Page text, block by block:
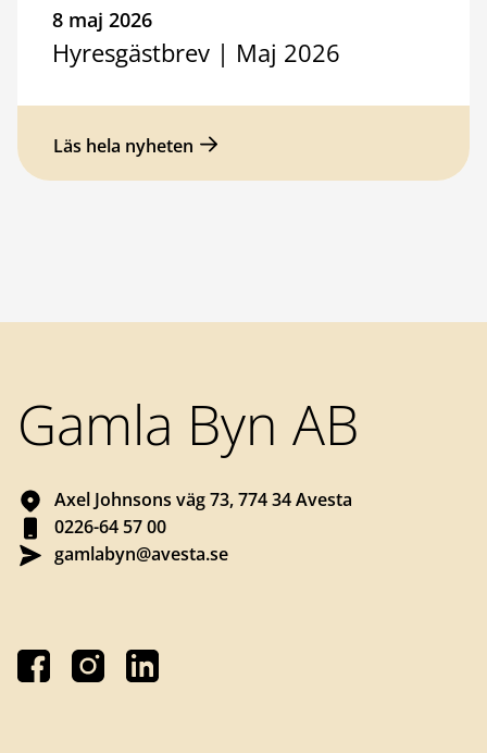
8 maj 2026
Hyresgästbrev | Maj 2026
Läs hela nyheten
Gamla Byn AB
Axel Johnsons väg 73, 774 34 Avesta
0226-64 57 00
gamlabyn@avesta.se